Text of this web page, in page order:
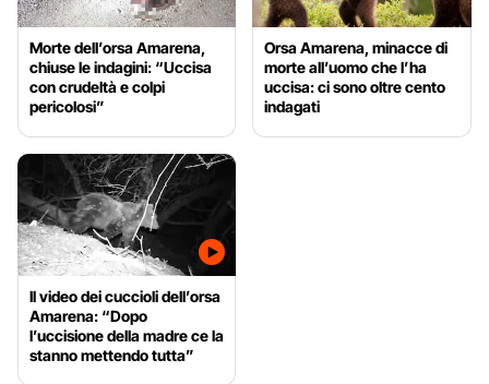
Morte dell’orsa Amarena,
chiuse le indagini: “Uccisa
con crudeltà e colpi
pericolosi”
Orsa Amarena, minacce di
morte all’uomo che l’ha
uccisa: ci sono oltre cento
indagati
Il video dei cuccioli dell’orsa
Amarena: “Dopo
l’uccisione della madre ce la
stanno mettendo tutta”